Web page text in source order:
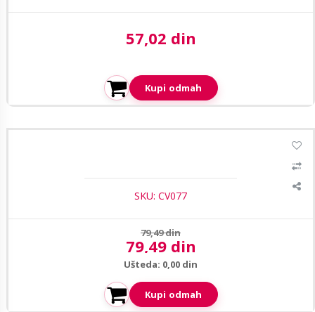
Aktuelna cena:
57,02 din
Kupi odmah
SKU: CV077
Prethodna cena:
79,49 din
Aktuelna cena:
79,49 din
Ušteda: 0,00 din
Kupi odmah